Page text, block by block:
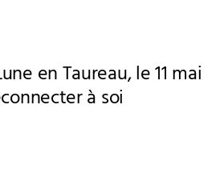
en Taureau, le 11 mai
à soi